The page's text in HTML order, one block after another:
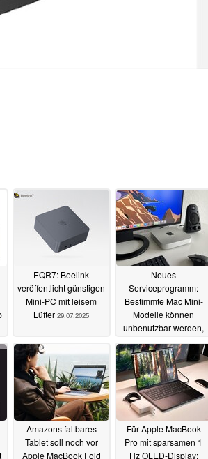
EQR7: Beelink
veröffentlicht günstigen
Mini-PC mit leisem
Lüfter 29.07.2025
Neues
Serviceprogramm:
Bestimmte Mac Mini-
Modelle können
unbenutzbar werden,
Gerät prüfen16.06.2025
Amazons faltbares
Tablet soll noch vor
Apple MacBook Fold
Für Apple MacBook
Pro mit sparsamen 1
Hz OLED-Display: